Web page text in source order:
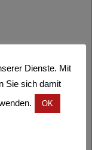
Dienste. Mit
Sie sich damit
OK